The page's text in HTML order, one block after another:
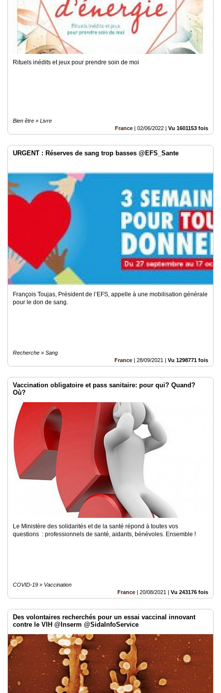
Rituels inédits et jeux pour prendre soin de moi
Bien être » Livre
France | 02/06/2022 | Vu 1601153 fois
URGENT : Réserves de sang trop basses @EFS_Sante
François Toujas, Président de l’EFS, appelle à une mobilisation générale
pour le don de sang.
Recherche » Sang
France | 28/09/2021 | Vu 1298771 fois
Vaccination obligatoire et pass sanitaire: pour qui? Quand?
Où?
Le Ministère des solidarités et de la santé répond à toutes vos
questions : professionnels de santé, aidants, bénévoles. Ensemble !
COVID-19 » Vaccination
France | 20/08/2021 | Vu 243176 fois
Des volontaires recherchés pour un essai vaccinal innovant
contre le VIH @Inserm @SidaInfoService